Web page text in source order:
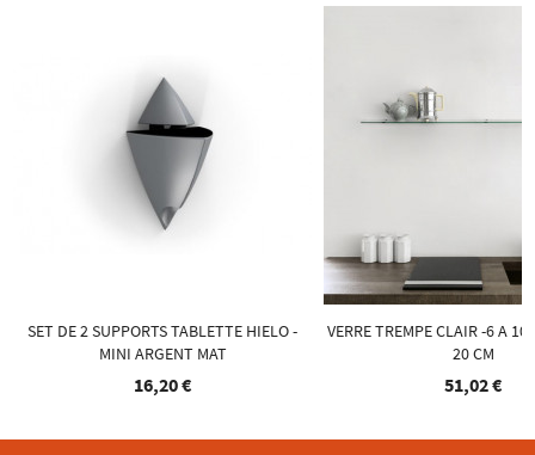
SET DE 2 SUPPORTS TABLETTE HIELO -
MINI ARGENT MAT
16,20 €
VERRE TREMPE CLAIR -6 A
20 CM
51,02 €